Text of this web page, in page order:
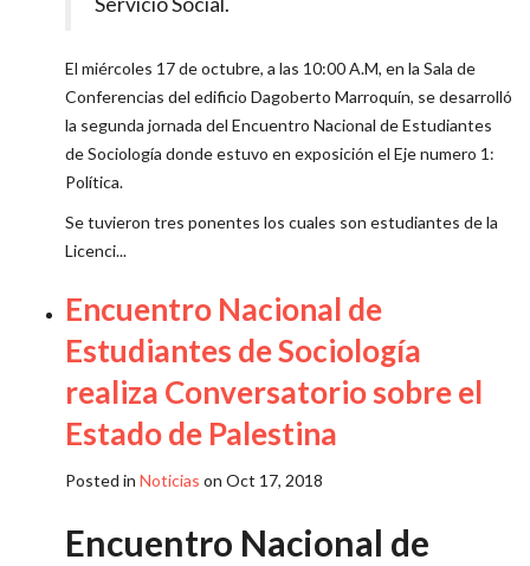
El miércoles 17 de octubre, a las 10:00 A.M, en la Sala de
Conferencias del edificio Dagoberto Marroquín, se desarrolló
la segunda jornada del Encuentro Nacional de Estudiantes
de Sociología donde estuvo en exposición el Eje numero 1:
Política.
Se tuvieron tres ponentes los cuales son estudiantes de la
Licenci...
Encuentro Nacional de
Estudiantes de Sociología
realiza Conversatorio sobre el
Estado de Palestina
Posted in Noticias on Oct 17, 2018
Encuentro Nacional de